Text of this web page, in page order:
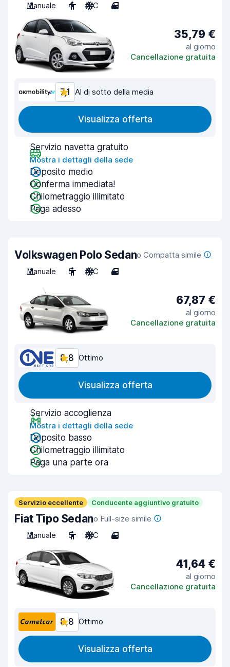
Manuale
4 A/C 4
35,79 €
al giorno
Cancellazione gratuita
7,1 Al di sotto della media
Visualizza offerta
Servizio navetta gratuito
Mostra i dettagli della sede
Deposito medio
Conferma immediata!
Chilometraggio illimitato
Paga adesso
Volkswagen Polo Sedano Compatta simile
Manuale
5 A/C 4
67,87 €
al giorno
Cancellazione gratuita
8,8 Ottimo
Visualizza offerta
Servizio accoglienza
Mostra i dettagli della sede
Deposito basso
Chilometraggio illimitato
Paga una parte ora
Servizio eccellente Conducente aggiuntivo gratuito
Fiat Tipo Sedano Full-size simile
Manuale
5 A/C 4
41,64 €
al giorno
Cancellazione gratuita
8,8 Ottimo
Visualizza offerta